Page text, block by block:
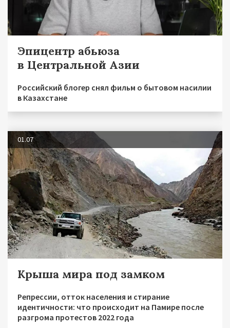
Эпицентр абьюза
в Центральной Азии
Российский блогер снял фильм о бытовом насилии
в Казахстане
01.07
Крыша мира под замком
Репрессии, отток населения и стирание
идентичности: что происходит на Памире после
разгрома протестов 2022 года